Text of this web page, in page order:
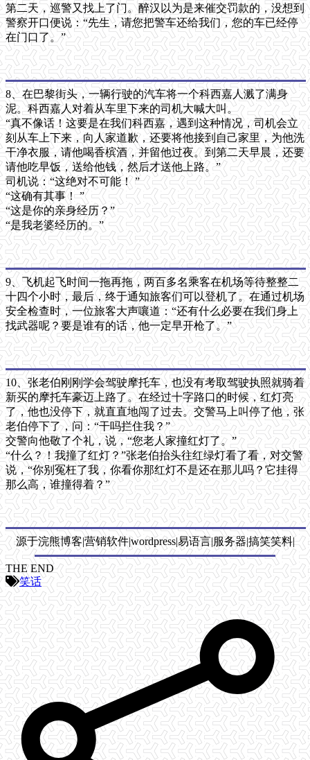
第二天，巡警又找上了门。醉汉以为是来催交罚款的，没想到
警察开口便说：“先生，请您把警车还给我们，您的车已经停
在门口了。”
8、在巴黎街头，一辆行驶的汽车将一个科西嘉人溅了满身
泥。科西嘉人对着从车里下来的司机大喊大叫。
“真不像话！这要是在我们科西嘉，遇到这种情况，司机会立
刻从车上下来，向人家道歉，还要将他接到自己家里，为他洗
干净衣服，请他喝香槟酒，并留他过夜。到第二天早晨，还要
请他吃早饭，送给他钱，然后才送他上路。”
司机说：“这绝对不可能！ ”
“这确有其事！ ”
“这是你的亲身经历？”
“是我老婆经历的。”
9、飞机起飞时间一拖再拖，两百多名乘客在机场等待整整二
十四个小时，最后，终于通知旅客们可以登机了。在通过机场
安全检查时，一位旅客大声嚷道：“还有什么必要在我们身上
找武器呢？要是谁有的话，他一定早开枪了。”
10、张老伯刚刚学会驾驶摩托车，也没有考取驾驶执照就骑着
新买的摩托车豪迈上路了。在经过十字路口的时候，红灯亮
了，他也没停下，就直直地闯了过去。交警马上叫停了他，张
老伯停下了，问：“干吗拦住我？”
交警向他敬了个礼，说，“您老人家撞红灯了。”
“什么？！我撞了红灯？”张老伯抬头往红绿灯看了看，对交警
说，“你别冤枉了我，你看你那红灯不是还在那儿吗？它挂得
那么高，谁撞得着？”
源于浣熊博客|营销软件|wordpress|易语言|服务器|搞笑笑料|
THE END
笑话